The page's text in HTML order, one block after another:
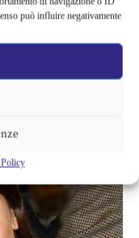
può influire negativamente
era proprio in quel
doveva avere inizio e
e di sogni.